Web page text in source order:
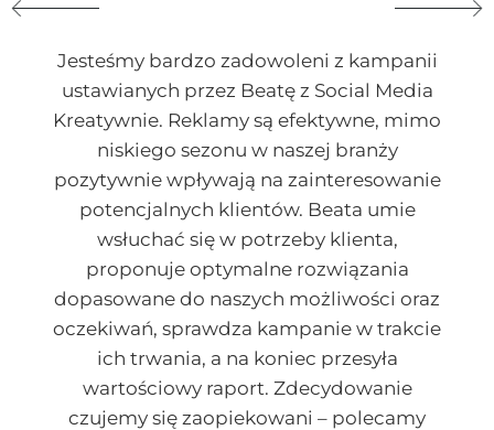
Jesteśmy bardzo zadowoleni z kampanii
ustawianych przez Beatę z Social Media
Kreatywnie. Reklamy są efektywne, mimo
niskiego sezonu w naszej branży
pozytywnie wpływają na zainteresowanie
potencjalnych klientów. Beata umie
wsłuchać się w potrzeby klienta,
proponuje optymalne rozwiązania
dopasowane do naszych możliwości oraz
oczekiwań, sprawdza kampanie w trakcie
ich trwania, a na koniec przesyła
wartościowy raport. Zdecydowanie
czujemy się zaopiekowani – polecamy